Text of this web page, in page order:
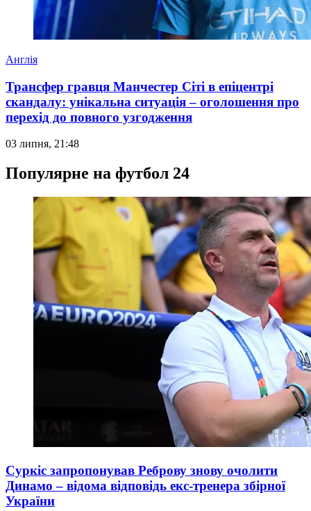
Англія
Трансфер гравця Манчестер Сіті в епіцентрі
скандалу: унікальна ситуація – оголошення про
перехід до повного узгодження
03 липня, 21:48
Популярне на футбол 24
Суркіс запропонував Реброву знову очолити
Динамо – відома відповідь екс-тренера збірної
України